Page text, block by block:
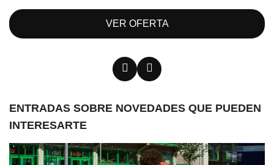
VER OFERTA
ENTRADAS SOBRE NOVEDADES QUE PUEDEN
INTERESARTE